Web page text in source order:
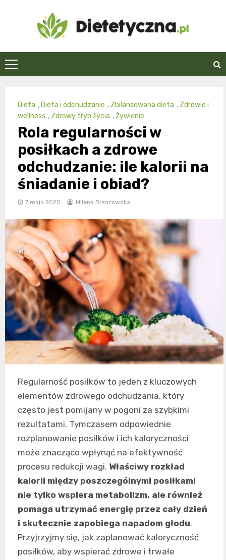
Dietetyczna.pl
Dieta ,Dieta i odchudzanie , Zbilansowana dieta , Zdrowie i
wellness , Zdrowy tryb życia ,Żywienie
Rola regularności w
posiłkach a zdrowe
odchudzanie: ile kalorii na
śniadanie i obiad?
7 maja 2025 Milena Brzozowska
Regularność posiłków to jeden z kluczowych
elementów zdrowego odchudzania, który
często jest pomijany w pogoni za szybkimi
rezultatami. Tymczasem odpowiednie
rozplanowanie posiłków i ich kaloryczności
może znacząco wpłynąć na efektywność
procesu redukcji wagi. Właściwy rozkład
kalorii między poszczególnymi posiłkami
nie tylko wspiera metabolizm, ale również
pomaga utrzymać energię przez cały dzień
i skutecznie zapobiega napadom głodu.
Przyjrzyjmy się, jak zaplanować kaloryczność
posiłków, aby wspierać zdrowe i trwałe